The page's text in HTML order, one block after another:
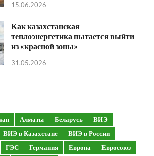
15.06.2026
Как казахстанская
теплоэнергетика пытается выйти
из «красной зоны»
31.05.2026
Алматы Беларусь
ВИЭ
ВИЭ в Казахстане
ВИЭ в России
ГЭС Германия Европа
Евросоюз